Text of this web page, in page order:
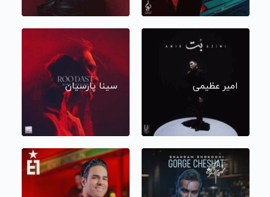
امیر عظیمی سینا پارسیان